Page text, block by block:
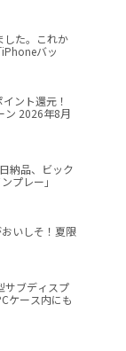
した。これか
バッ
ント還元！
ン 2026年8月
納品、ビック
プレー」
おいしそ！夏限
サブディスプ
ケース内にも